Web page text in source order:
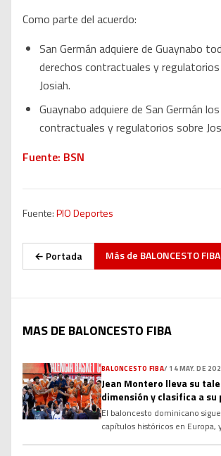
Como parte del acuerdo:
San Germán adquiere de Guaynabo
derechos contractuales y regulatorios
Josiah.
Guaynabo adquiere de San Germán
contractuales y regulatorios sobre
Fuente: BSN
Fuente:PIO Deportes
← Portada Más de BALONCESTO FIBA
MAS DE BALONCESTO FIBA
BALONCESTO FIBA/ 14 MAY. DE
Jean Montero lleva su
dimensión y clasifica a su
Euroliga
El baloncesto dominicano
capítulos históricos en Europa,